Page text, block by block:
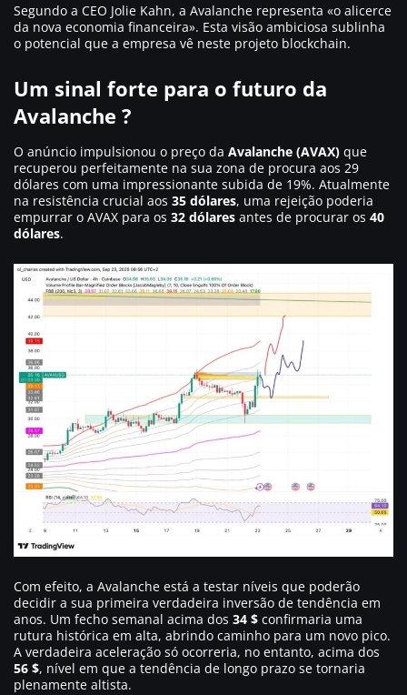
Segundo a CEO Jolie Kahn, a Avalanche representa «o alicerce
da nova economia financeira». Esta visão ambiciosa sublinha
o potencial que a empresa vê neste projeto blockchain.
Um sinal forte para o futuro da
Avalanche ?
O anúncio impulsionou o preço da Avalanche (AVAX) que
recuperou perfeitamente na sua zona de procura aos 29
dólares com uma impressionante subida de 19%. Atualmente
na resistência crucial aos 35 dólares, uma rejeição poderia
empurrar o AVAX para os 32 dólares antes de procurar os 40
dólares.
Com efeito, a Avalanche está a testar níveis que poderão
decidir a sua primeira verdadeira inversão de tendência em
anos. Um fecho semanal acima dos 34 $ confirmaria uma
rutura histórica em alta, abrindo caminho para um novo pico.
A verdadeira aceleração só ocorreria, no entanto, acima dos
56 $, nível em que a tendência de longo prazo se tornaria
plenamente altista.